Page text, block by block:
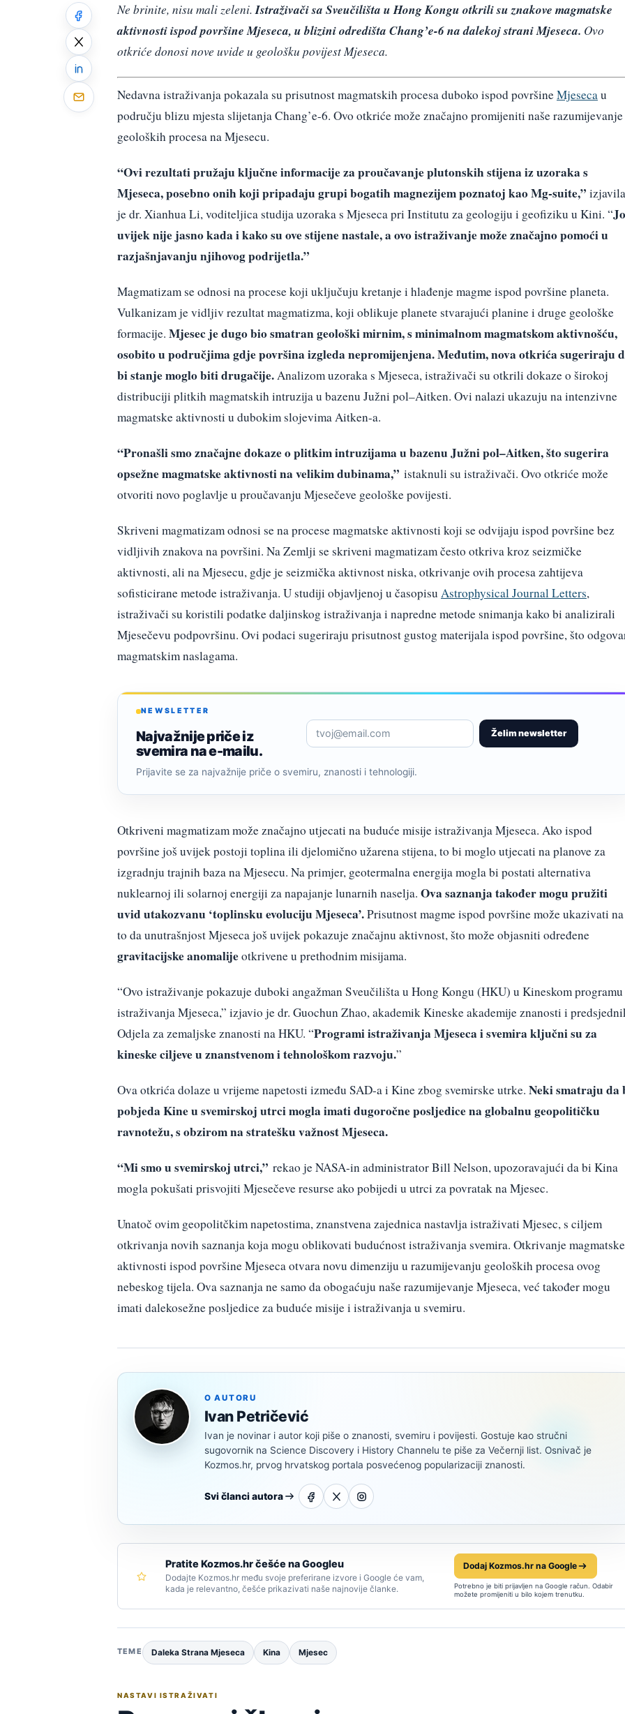
Ne brinite, nisu mali zeleni.Istraživači sa Sveučilišta u Hong Kongu otkrili su znakove magmatske
aktivnosti ispod površine Mjeseca, u blizini odredišta Chang’e-6 na dalekoj strani Mjeseca. Ovo
otkriće donosi nove uvide u geološku povijest Mjeseca.
Nedavna istraživanja pokazala su prisutnost magmatskih procesa duboko ispod površineMjesecau
području blizu mjesta slijetanja Chang’e-6. Ovo otkriće može značajno promijeniti naše razumijevanje
geoloških procesa na Mjesecu.
“Ovi rezultati pružaju ključne informacije za proučavanje plutonskih stijena iz uzoraka s
Mjeseca, posebno onih koji pripadaju grupi bogatih magnezijem poznatoj kao Mg-suite,” izjavila
je dr. Xianhua Li, voditeljica studija uzoraka s Mjeseca pri Institutu za geologiju i geofiziku u Kini. “
uvijek nije jasno kada i kako su ove stijene nastale, a ovo istraživanje može značajno pomoći u
razjašnjavanju njihovog podrijetla.”
Magmatizam se odnosi na procese koji uključuju kretanje i hlađenje magme ispod površine planeta.
Vulkanizam je vidljiv rezultat magmatizma, koji oblikuje planete stvarajući planine i druge geološke
formacije. Mjesec je dugo bio smatran geološki mirnim, s minimalnom magmatskom aktivnošću,
osobito u područjima gdje površina izgleda nepromijenjena. Međutim, nova otkrića sugeriraju
bi stanje moglo biti drugačije.Analizom uzoraka s Mjeseca, istraživači su otkrili dokaze o širokoj
distribuciji plitkih magmatskih intruzija u bazenu Južni pol–Aitken. Ovi nalazi ukazuju na intenzivne
magmatske aktivnosti u dubokim slojevima Aitken-a.
“Pronašli smo značajne dokaze o plitkim intruzijama u bazenu Južni pol–Aitken, što sugerira
opsežne magmatske aktivnosti na velikim dubinama,” istaknuli su istraživači. Ovo otkriće može
otvoriti novo poglavlje u proučavanju Mjesečeve geološke povijesti.
Skriveni magmatizam odnosi se na procese magmatske aktivnosti koji se odvijaju ispod površine bez
vidljivih znakova na površini. Na Zemlji se skriveni magmatizam često otkriva kroz seizmičke
aktivnosti, ali na Mjesecu, gdje je seizmička aktivnost niska, otkrivanje ovih procesa zahtijeva
sofisticirane metode istraživanja. U studiji objavljenoj u časopisu Astrophysical Journal Letters,
istraživači su koristili podatke daljinskog istraživanja i napredne metode snimanja kako bi analizirali
Mjesečevu podpovršinu. Ovi podaci sugeriraju prisutnost gustog materijala ispod površine, što
magmatskim naslagama.
NEWSLETTER
Najvažnije priče iz
svemira na e-mailu.
Želim newsletter
Prijavite se za najvažnije priče o svemiru, znanosti i tehnologiji.
Otkriveni magmatizam može značajno utjecati na buduće misije istraživanja Mjeseca. Ako ispod
površine još uvijek postoji toplina ili djelomično užarena stijena, to bi moglo utjecati na planove za
izgradnju trajnih baza na Mjesecu. Na primjer, geotermalna energija mogla bi postati alternativa
nuklearnoj ili solarnoj energiji za napajanje lunarnih naselja. Ova saznanja također mogu pružiti
uvid utakozvanu ‘toplinsku evoluciju Mjeseca’.Prisutnost magme ispod površine može ukazivati na
to da unutrašnjost Mjeseca još uvijek pokazuje značajnu aktivnost, što može objasniti određene
gravitacijske anomalijeotkrivene u prethodnim misijama.
“Ovo istraživanje pokazuje duboki angažman Sveučilišta u Hong Kongu (HKU) u Kineskom programu
istraživanja Mjeseca,” izjavio je dr. Guochun Zhao, akademik Kineske akademije znanosti i
Odjela za zemaljske znanosti na HKU. “Programi istraživanja Mjeseca i svemira ključni su za
kineske ciljeve u znanstvenom i tehnološkom razvoju.”
Ova otkrića dolaze u vrijeme napetosti između SAD-a i Kine zbog svemirske utrke. Neki smatraju da
pobjeda Kine u svemirskoj utrci mogla imati dugoročne posljedice na globalnu geopolitičku
ravnotežu, s obzirom na stratešku važnost Mjeseca.
“Mi smo u svemirskoj utrci,” rekao je NASA-in administrator Bill Nelson, upozoravajući da bi Kina
mogla pokušati prisvojiti Mjesečeve resurse ako pobijedi u utrci za povratak na Mjesec.
Unatoč ovim geopolitčkim napetostima, znanstvena zajednica nastavlja istraživati Mjesec, s ciljem
otkrivanja novih saznanja koja mogu oblikovati budućnost istraživanja svemira. Otkrivanje magmatske
aktivnosti ispod površine Mjeseca otvara novu dimenziju u razumijevanju geoloških procesa ovog
nebeskog tijela. Ova saznanja ne samo da obogaćuju naše razumijevanje Mjeseca, već također mogu
imati dalekosežne posljedice za buduće misije i istraživanja u svemiru.
O AUTORU
Ivan Petričević
Ivan je novinar i autor koji piše o znanosti, svemiru i povijesti. Gostuje kao stručni
sugovornik na Science Discovery i History Channelu te piše za Večernji list. Osnivač je
Kozmos.hr, prvog hrvatskog portala posvećenog popularizaciji znanosti.
Svi članci autora
Pratite Kozmos.hr češće na Googleu
Dodajte Kozmos.hr među svoje preferirane izvore i Google će vam,
kada je relevantno, češće prikazivati naše najnovije članke.
Dodaj Kozmos.hr na Google
Potrebno je biti prijavljen na Google račun. Odabir
možete promijeniti u bilo kojem trenutku.
TEME Daleka Strana Mjeseca Kina Mjesec
NASTAVI ISTRAŽIVATI